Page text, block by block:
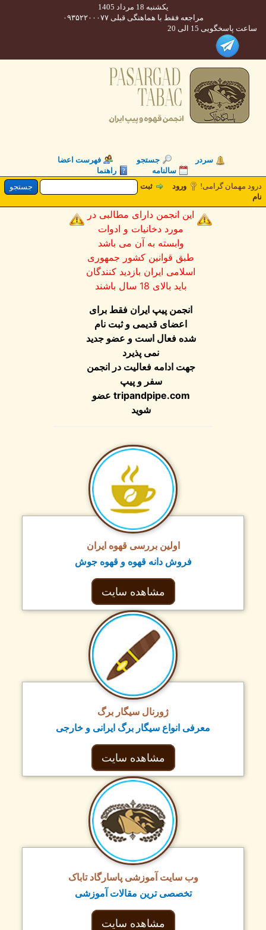
یکشنبه 18 مرداد 1405
مراجعه فقط با هماهنگی قبلی ۰۹۳۵۲۲۰۰۰۷۷
پاسخگویی 15 الی 20
سردر جستجو
فهرست اعضا
سالنامه
راهنما
مهمان گرامی!
ورود ثبت
این انجمن دارای مطالبی در
مورد دخانیات و ادوات
وابسته به آن می باشد
طبق قوانین کشور جمهوری
اسلامی ایران بازدید کنندگان
باید بالای 18 سال باشند
انجمن پیپ ایران فقط برای
اعضای قدیمی و ثبت نام
شده فعال است و عضو جدید
نمی پذیرد
جهت ادامه فعالیت در انجمن
سفر و پیپ
tripandpipe.comعضو
شوید
اولین بررسی قهوه ایران
فروش دانه قهوه و قهوه جوش
مشاهده سایت
ژورنال سیگار برگ
معرفی انواع سیگار برگ ایرانی و خارجی
مشاهده سایت
وب سایت آموزشی پاسارگاد تاباک
تخصصی ترین مقالات آموزشی
مشاهده سایت